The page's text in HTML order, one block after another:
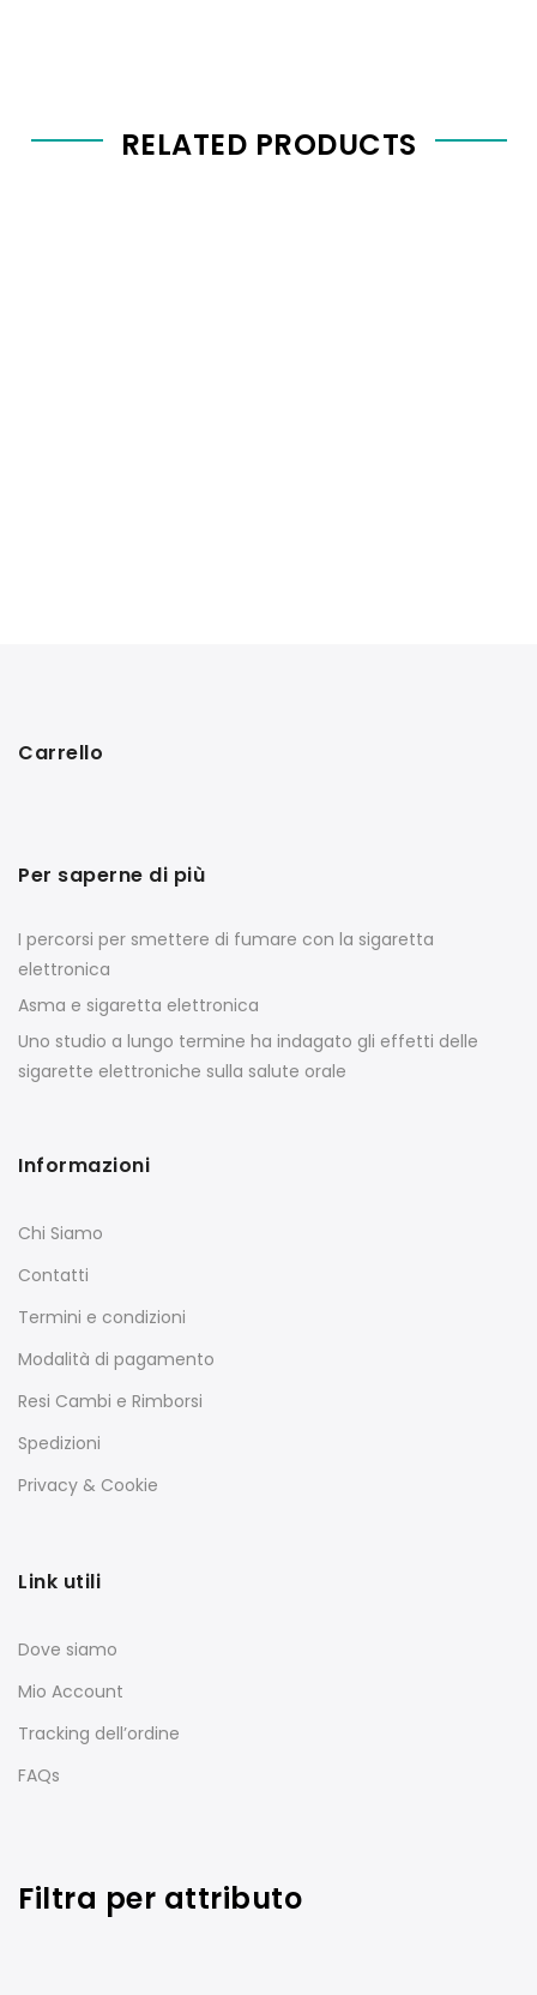
RELATED PRODUCTS
Carrello
Per saperne di più
I percorsi per smettere di fumare con la sigaretta
elettronica
Asma e sigaretta elettronica
Uno studio a lungo termine ha indagato gli effetti delle
sigarette elettroniche sulla salute orale
Informazioni
Chi Siamo
Contatti
Termini e condizioni
Modalità di pagamento
Resi Cambi e Rimborsi
Spedizioni
Privacy & Cookie
Link utili
Dove siamo
Mio Account
Tracking dell’ordine
FAQs
Filtra per attributo